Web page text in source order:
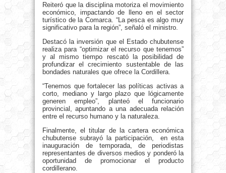
Reiteró que la disciplina motoriza el movimiento
económico, impactando de lleno en el sector
turístico de la Comarca. “La pesca es algo muy
significativo para la región”, señaló el ministro.
Destacó la inversión que el Estado chubutense
realiza para “optimizar el recurso que tenemos”
y al mismo tiempo rescató la posibilidad de
profundizar el crecimiento sustentable de las
bondades naturales que ofrece la Cordillera.
“Tenemos que fortalecer las políticas activas a
corto, mediano y largo plazo que lógicamente
generen empleo”, planteó el funcionario
provincial, apuntando a una adecuada relación
entre el recurso humano y la naturaleza.
Finalmente, el titular de la cartera económica
chubutense subrayó la participación, en esta
inauguración de temporada, de periodistas
representantes de diversos medios y ponderó la
oportunidad de promocionar el producto
cordillerano.